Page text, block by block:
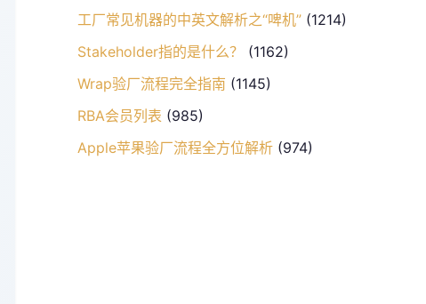
工厂常见机器的中英文解析之“啤机” (1214)
Stakeholder指的是什么？
(1162)
Wrap验厂流程完全指南 (1145)
RBA会员列表 (985)
Apple苹果验厂流程全方位解析 (974)